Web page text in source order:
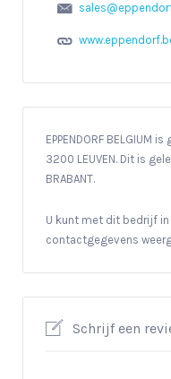
EPPENDORF BELGIUM
3200 LEUVEN. Dit is
BRABANT.
U kunt met dit bedrijf
contactgegevens
Schrijf een